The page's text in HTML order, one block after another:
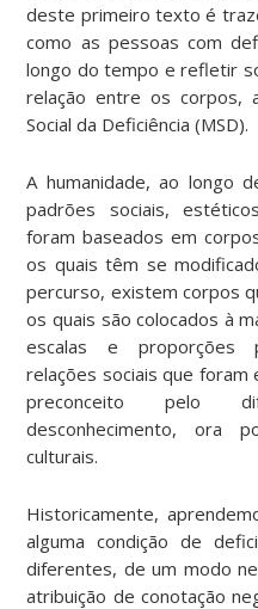
deste primeiro texto é
como as pessoas com
longo do tempo e refletir
relação entre os corpos,
Social da Deficiência (MSD).
A humanidade, ao longo
padrões sociais,
foram baseados em
os quais têm se
percurso, existem corpos
os quais são colocados à
escalas e proporções
relações sociais que
preconceito pelo
desconhecimento, ora
culturais.
Historicamente,
alguma condição de
diferentes, de um modo
atribuição de conotação